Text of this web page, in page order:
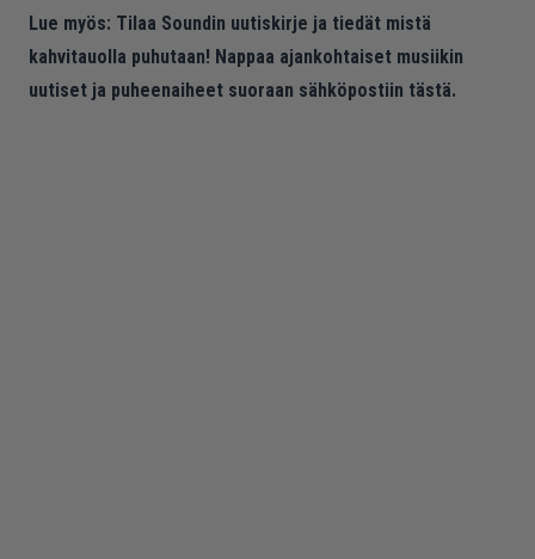
Lue myös: Tilaa Soundin uutiskirje ja tiedät mistä
kahvitauolla puhutaan! Nappaa ajankohtaiset musiikin
uutiset ja puheenaiheet suoraan sähköpostiin tästä.